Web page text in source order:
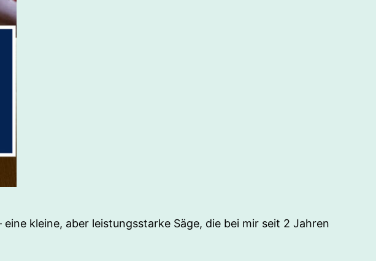
eine kleine, aber leistungsstarke Säge, die bei mir seit 2 Jahren